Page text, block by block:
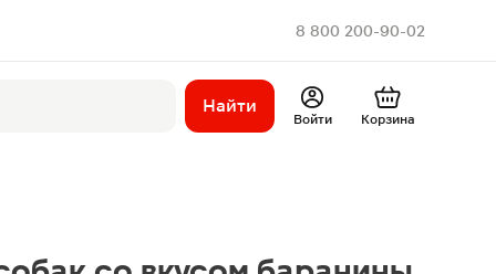
8 800 200-90-02
Найти
Войти Корзина